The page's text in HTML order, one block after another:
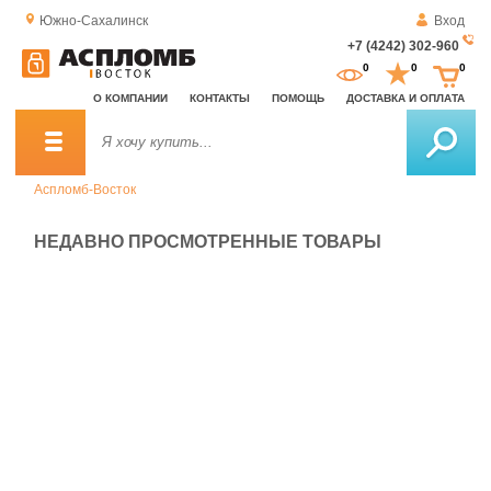
Южно-Сахалинск
Вход
+7 (4242) 302-960
О КОМПАНИИ КОНТАКТЫ ПОМОЩЬ ДОСТАВКА И ОПЛАТА
0 0 0
Аспломб-Восток
НЕДАВНО ПРОСМОТРЕННЫЕ ТОВАРЫ